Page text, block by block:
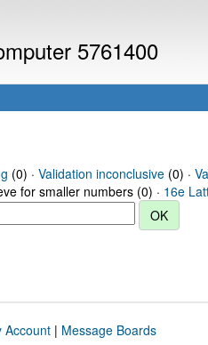
5761400
(0) · Validation inconclusive(0) ·
for smaller numbers (0) · 16e
Account| Message Boards